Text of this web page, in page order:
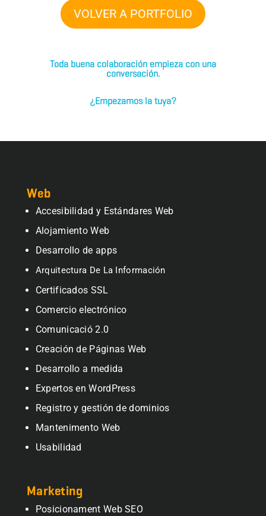
VOLVER A PORTFOLIO
Toda buena colaboración empieza con una
conversación.
¿Empezamos la tuya?
Web
Accesibilidad y Estándares Web
Alojamiento Web
Desarrollo de apps
Arquitectura De La Información
Certificados SSL
Comercio electrónico
Comunicació 2.0
Creación de Páginas Web
Desarrollo a medida
Expertos en WordPress
Registro y gestión de dominios
Mantenimento Web
Usabilidad
Marketing
Posicionament Web SEO